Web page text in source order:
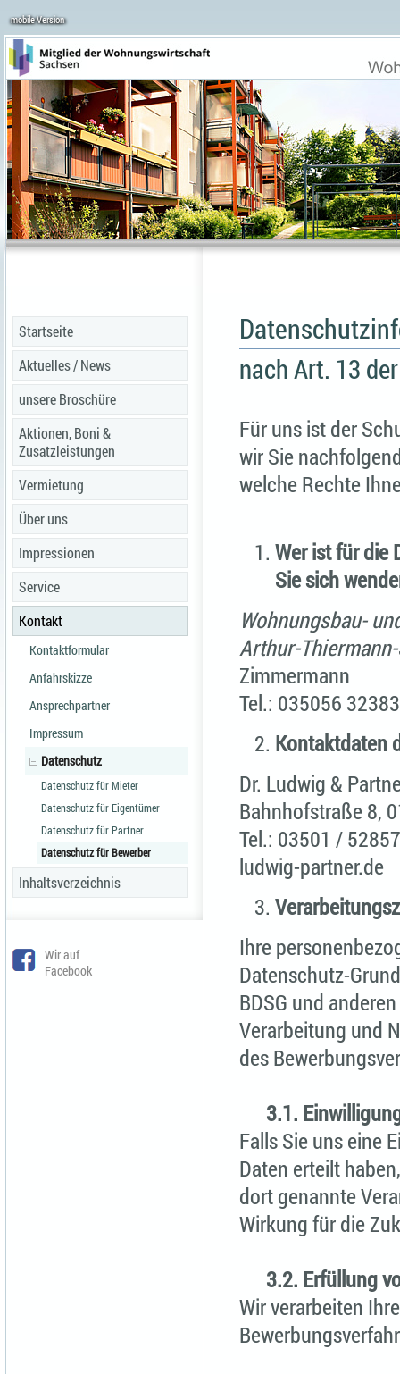
mobile Version
Startseite
Aktuelles / News
unsere Broschüre
Aktionen, Boni &
Zusatzleistungen
Vermietung
Über uns
Impressionen
Service
Kontakt
Kontaktformular
Anfahrskizze
Ansprechpartner
Impressum
Datenschutz
Datenschutz für Mieter
Datenschutz für Eigentümer
Datenschutz für Partner
Datenschutz für Bewerber
Inhaltsverzeichnis
Wir auf
Facebook
nach Art. 13
Für uns ist der
wir Sie
welche Rechte
Wer ist für die
Sie sich
Wohnungsbau-
Arthur-
Zimmermann
Tel.: 035056
Kontaktdaten
Dr. Ludwig &
Bahnhofstraße 8,
Tel.: 03501 /
ludwig-partner.de
Ihre
Datenschutz-
BDSG und
Verarbeitung und
des
3.1.
Falls Sie uns eine
Daten erteilt
dort genannte
Wirkung für die
3.2. Erfüllung
Wir verarbeiten